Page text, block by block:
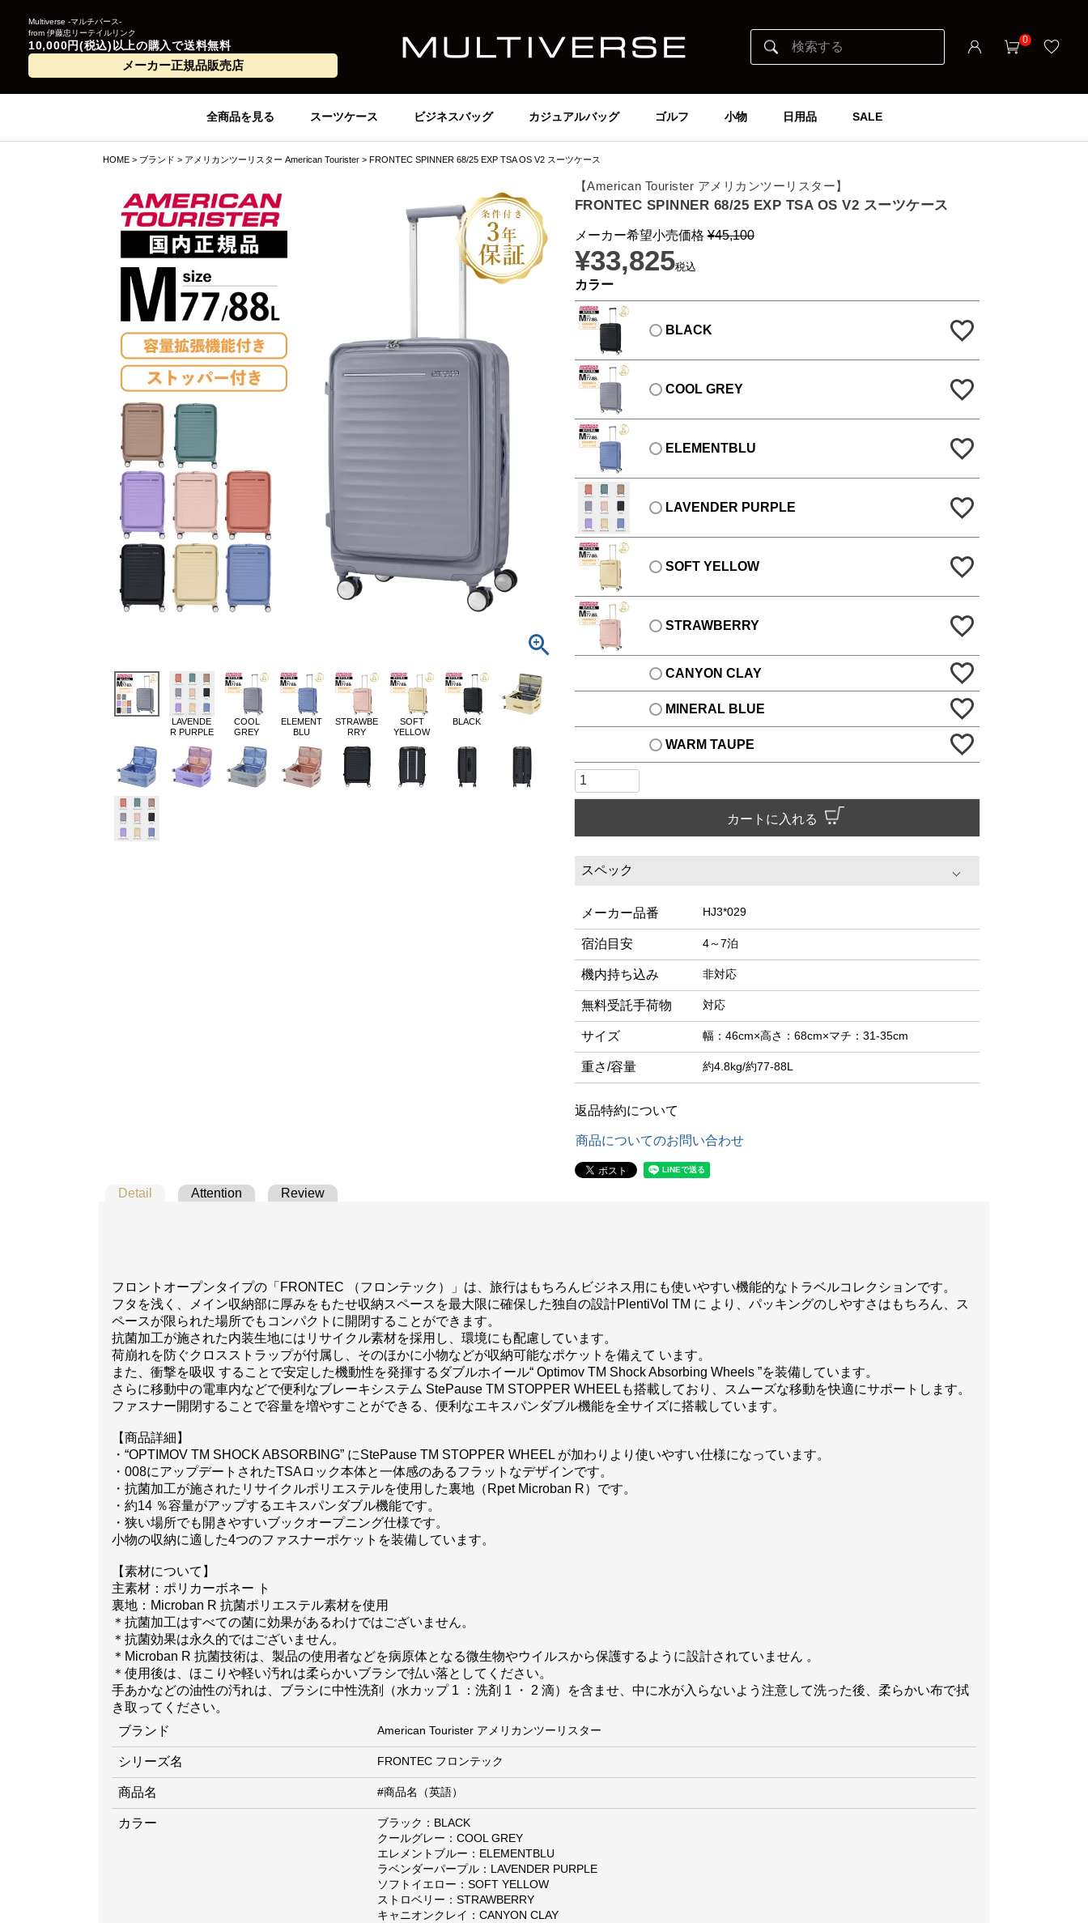
Multiverse -マルチバース-
from 伊藤忠リーテイルリンク
10,000円(税込)以上の購入で送料無料
メーカー正規品販売店
0
全商品を見る スーツケース ビジネスバッグ カジュアルバッグ ゴルフ 小物 日用品 SALE
HOME ブランド アメリカンツーリスター American Tourister FRONTEC SPINNER 68/25 EXP TSA OS V2 スーツケース
LAVENDE
R PURPLE
COOL
GREY
ELEMENT
BLU
STRAWBE
RRY
SOFT
YELLOW
BLACK
【American Tourister アメリカンツーリスター】
FRONTEC SPINNER 68/25 EXP TSA OS V2 スーツケース
メーカー希望小売価格 ¥45,100
¥33,825税込
カラー
BLACK
COOL GREY
ELEMENTBLU
LAVENDER PURPLE
SOFT YELLOW
STRAWBERRY
CANYON CLAY
MINERAL BLUE
WARM TAUPE
カートに入れる
スペック
メーカー品番 HJ3*029
宿泊目安 4～7泊
機内持ち込み 非対応
無料受託手荷物 対応
サイズ 幅：46cm×高さ：68cm×マチ：31-35cm
重さ/容量 約4.8kg/約77-88L
返品特約について
商品についてのお問い合わせ
Detail Attention Review
フロントオープンタイプの「FRONTEC （フロンテック）」は、旅行はもちろんビジネス用にも使いやすい機能的なトラベルコレクションです。
フタを浅く、メイン収納部に厚みをもたせ収納スペースを最大限に確保した独自の設計PlentiVol TM に より、パッキングのしやすさはもちろん、ス
ペースが限られた場所でもコンパクトに開閉することができます。
抗菌加工が施された内装生地にはリサイクル素材を採用し、環境にも配慮しています。
荷崩れを防ぐクロスストラップが付属し、そのほかに小物などが収納可能なポケットを備えて います。
また、衝撃を吸収 することで安定した機動性を発揮するダブルホイール“ Optimov TM Shock Absorbing Wheels ”を装備しています。
さらに移動中の電車内などで便利なブレーキシステム StePause TM STOPPER WHEELも搭載しており、スムーズな移動を快適にサポートします。
ファスナー開閉することで容量を増やすことができる、便利なエキスパンダブル機能を全サイズに搭載しています。
【商品詳細】
・“OPTIMOV TM SHOCK ABSORBING” にStePause TM STOPPER WHEEL が加わりより使いやすい仕様になっています。
・008にアップデートされたTSAロック本体と一体感のあるフラットなデザインです。
・抗菌加工が施されたリサイクルポリエステルを使用した裏地（Rpet Microban R）です。
・約14 ％容量がアップするエキスパンダブル機能です。
・狭い場所でも開きやすいブックオープニング仕様です。
小物の収納に適した4つのファスナーポケットを装備しています。
【素材について】
主素材：ポリカーボネー ト
裏地：Microban R 抗菌ポリエステル素材を使用
＊抗菌加工はすべての菌に効果があるわけではございません。
＊抗菌効果は永久的ではございません。
＊Microban R 抗菌技術は、製品の使用者などを病原体となる微生物やウイルスから保護するように設計されていません 。
＊使用後は、ほこりや軽い汚れは柔らかいブラシで払い落としてください。
手あかなどの油性の汚れは、ブラシに中性洗剤（水カップ 1 ：洗剤 1 ・ 2 滴）を含ませ、中に水が入らないよう注意して洗った後、柔らかい布で拭
き取ってください。
ブランド
American Tourister アメリカンツーリスター
シリーズ名 FRONTEC フロンテック
商品名 #商品名（英語）
カラー
ブラック：BLACK
クールグレー：COOL GREY
エレメントブルー：ELEMENTBLU
ラベンダーパープル：LAVENDER PURPLE
ソフトイエロー：SOFT YELLOW
ストロベリー：STRAWBERRY
キャニオンクレイ：CANYON CLAY